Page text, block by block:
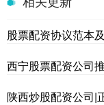
股票配资协议范本
西宁股票配资公司
陕西炒股配资公司|